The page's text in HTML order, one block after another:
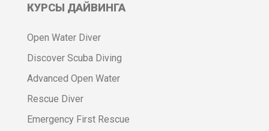
КУРСЫ ДАЙВИНГА
Open Water Diver
Discover Scuba Diving
Advanced Open Water
Rescue Diver
Emergency First Rescue